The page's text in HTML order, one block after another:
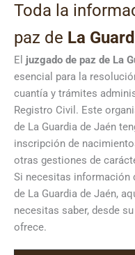
Toda la
paz de La
El juzgado de paz de La
esencial para la
cuantía y trámites
Registro Civil. Este
de La Guardia de Jaén
inscripción de
otras gestiones de
Si necesitas información
de La Guardia de Jaén,
necesitas saber, desde
ofrece.